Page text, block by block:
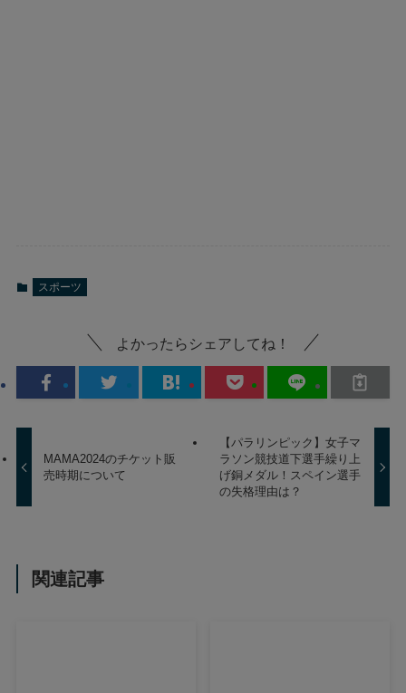
スポーツ
よかったらシェアしてね！
MAMA2024のチケット販
売時期について
【パラリンピック】女子マ
ラソン競技道下選手繰り上
げ銅メダル！スペイン選手
の失格理由は？
関連記事